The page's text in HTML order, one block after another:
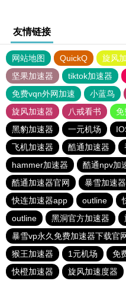
友情链接
网站地图 QuickQ 旋风
坚果加速器
tiktok加速器
免费vqn外网加速
小蓝鸟
旋风加速器
八戒看书
免
黑豹加速器
一元机场
飞机加速器
酷通加速器
hammer加速器
酷通npv加
酷通加速器官网
暴雪加速器
快连加速器app
outline
outline
黑洞官方加速器
暴雪vp永久免费加速器下载官
猴王加速器
1元机场 免
快橙加速器
旋风加速度器